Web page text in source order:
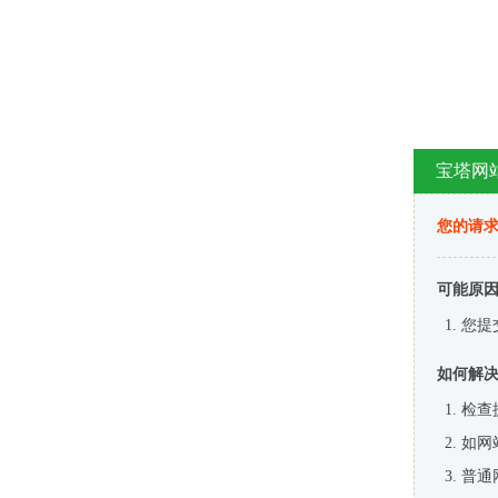
宝塔网
您的请
可能原
您提
如何解
检查
如网
普通